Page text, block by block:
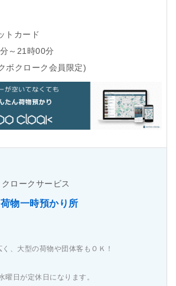
トカード
～21時00分
ボクローク会員限定)
クロークサービス
物一時預かり所
、大型の荷物や団体客もＯＫ！
曜日が定休日になります。